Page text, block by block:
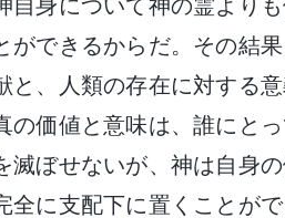
自身について神の霊より
ができるからだ。その結
と、人類の存在に対する
の価値と意味は、誰にと
滅ぼせないが、神は自身
全に支配下に置くことが